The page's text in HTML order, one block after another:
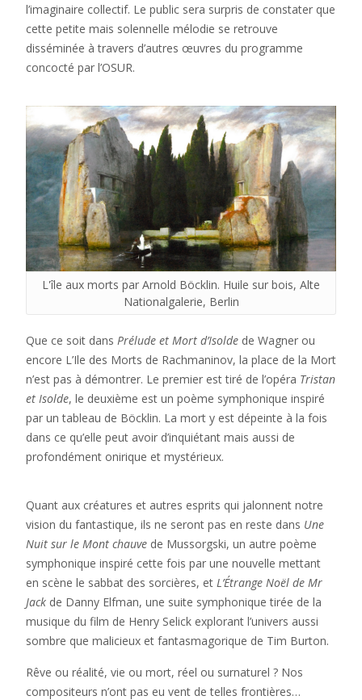
l’imaginaire collectif. Le public sera surpris de constater que
cette petite mais solennelle mélodie se retrouve
disséminée à travers d’autres œuvres du programme
concocté par l’OSUR.
L'île aux morts par Arnold Böcklin. Huile sur bois, Alte
Nationalgalerie, Berlin
Que ce soit dans Prélude et Mort d’Isolde de Wagner ou
encore L’Ile des Morts de Rachmaninov, la place de la Mort
n’est pas à démontrer. Le premier est tiré de l’opéra Tristan
et Isolde, le deuxième est un poème symphonique inspiré
par un tableau de Böcklin. La mort y est dépeinte à la fois
dans ce qu’elle peut avoir d’inquiétant mais aussi de
profondément onirique et mystérieux.
Quant aux créatures et autres esprits qui jalonnent notre
vision du fantastique, ils ne seront pas en reste dans Une
Nuit sur le Mont chauve de Mussorgski, un autre poème
symphonique inspiré cette fois par une nouvelle mettant
en scène le sabbat des sorcières, et L’Étrange Noël de Mr
Jack de Danny Elfman, une suite symphonique tirée de la
musique du film de Henry Selick explorant l’univers aussi
sombre que malicieux et fantasmagorique de Tim Burton.
Rêve ou réalité, vie ou mort, réel ou surnaturel ? Nos
compositeurs n’ont pas eu vent de telles frontières…